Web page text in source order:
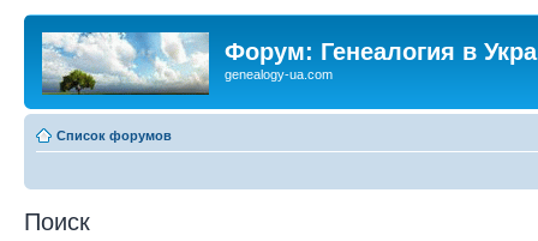
Форум: Генеалогия в
genealogy-ua.com
Список форумов
Поиск